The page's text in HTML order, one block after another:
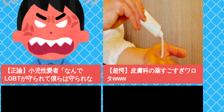
【正論】小児性愛者「なんで
LGBTが守られて僕らは守られな
いんだああああ」←いや犯罪だか
【超愕】皮膚科の薬すごすぎワロ
タwww